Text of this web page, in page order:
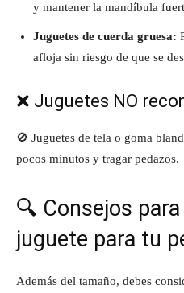
y mantener la mandíbula
Juguetes de cuerda gruesa:
afloja sin riesgo de que se
❌ Juguetes NO
🚫 Juguetes de tela o goma
pocos minutos y tragar pedazos.
🔍 Consejos
juguete para tu
Además del tamaño, debes